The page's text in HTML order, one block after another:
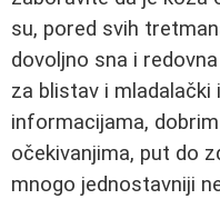
su, pored svih
dovoljno sna i
za blistav i mladalački
informacijama,
očekivanjima, put do
mnogo jednostavniji